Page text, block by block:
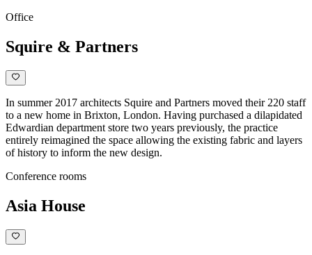
Office
Squire & Partners
In summer 2017 architects Squire and Partners moved their 220 staff
to a new home in Brixton, London. Having purchased a dilapidated
Edwardian department store two years previously, the practice
entirely reimagined the space allowing the existing fabric and layers
of history to inform the new design.
Conference rooms
Asia House